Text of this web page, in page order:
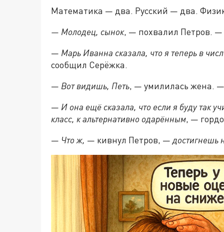
Математика — два. Русский — два.
— Молодец, сынок, — похвалил Петров. —
— Марь Иванна сказала, что я теперь в
сообщил Серёжка.
— Вот видишь, Петь, — умилилась жена.
— И она ещё сказала, что если я буду так
класс, к альтернативно одарённым, —
— Что ж, — кивнул Петров, — достигнешь